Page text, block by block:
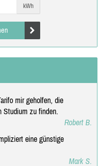
kWh
mir geholfen, die
Studium zu finden.
Robert B.
eine günstige
Mark S.